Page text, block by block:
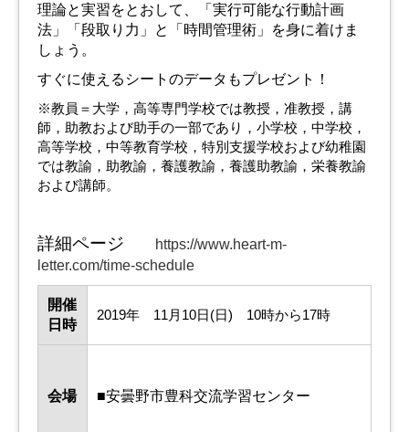
理論と実習をとおして、「実行可能な行動計画
法」「段取り力」と「時間管理術」を身に着けま
しょう。
すぐに使えるシートのデータもプレゼント！
※教員＝大学，高等専門学校では教授，准教授，講
師，助教および助手の一部であり，小学校，中学校，
高等学校，中等教育学校，特別支援学校および幼稚園
では教諭，助教諭，養護教諭，養護助教諭，栄養教諭
および講師。
詳細ページ
https://www.heart-m-
letter.com/time-schedule
開催
日時
2019年 11月10日(日) 10時から17時
会場 ■安曇野市豊科交流学習センター